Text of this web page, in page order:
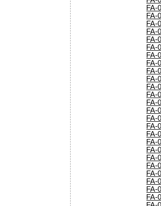
FA-
FA-
FA-
FA-
FA-
FA-
FA-
FA-
FA-
FA-
FA-
FA-
FA-
FA-
FA-
FA-
FA-
FA-
FA-
FA-
FA-
FA-
FA-
FA-
FA-